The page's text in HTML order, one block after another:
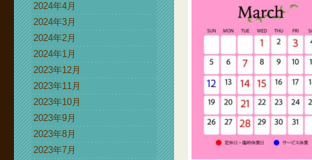
2024年4月
2024年3月
2024年2月
2024年1月
2023年12月
2023年11月
2023年10月
2023年9月
2023年8月
2023年7月